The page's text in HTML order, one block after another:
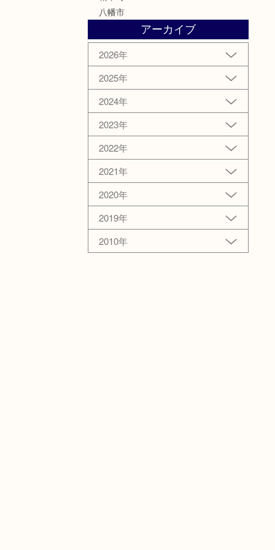
八幡市
アーカイブ
2026年
2025年
2024年
2023年
2022年
2021年
2020年
2019年
2010年